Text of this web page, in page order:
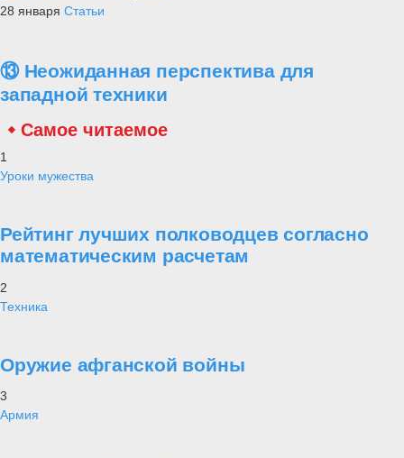
28 января Статьи
⑬ Неожиданная перспектива для
западной техники
Самое читаемое
1
Уроки мужества
Рейтинг лучших полководцев согласно
математическим расчетам
2
Техника
Оружие афганской войны
3
Армия